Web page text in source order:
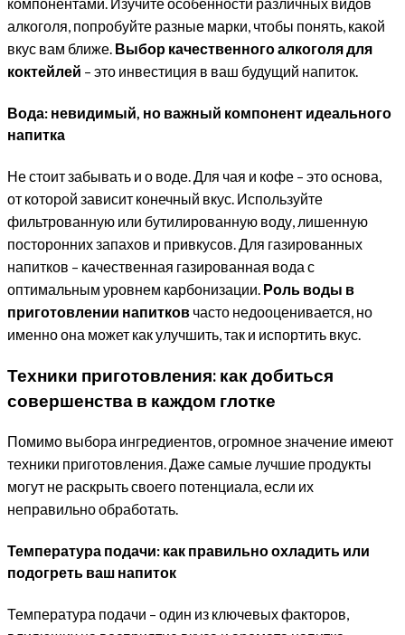
компонентами. Изучите особенности различных видов
алкоголя, попробуйте разные марки, чтобы понять, какой
вкус вам ближе. Выбор качественного алкоголя для
коктейлей – это инвестиция в ваш будущий напиток.
Вода: невидимый, но важный компонент идеального
напитка
Не стоит забывать и о воде. Для чая и кофе – это основа,
от которой зависит конечный вкус. Используйте
фильтрованную или бутилированную воду, лишенную
посторонних запахов и привкусов. Для газированных
напитков – качественная газированная вода с
оптимальным уровнем карбонизации. Роль воды в
приготовлении напитков часто недооценивается, но
именно она может как улучшить, так и испортить вкус.
Техники приготовления: как добиться
совершенства в каждом глотке
Помимо выбора ингредиентов, огромное значение имеют
техники приготовления. Даже самые лучшие продукты
могут не раскрыть своего потенциала, если их
неправильно обработать.
Температура подачи: как правильно охладить или
подогреть ваш напиток
Температура подачи – один из ключевых факторов,